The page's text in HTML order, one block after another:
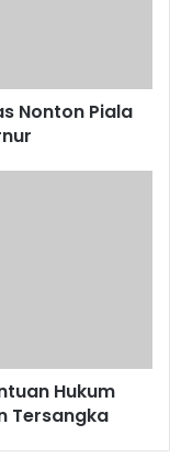
Nonton Piala
Hukum
Tersangka